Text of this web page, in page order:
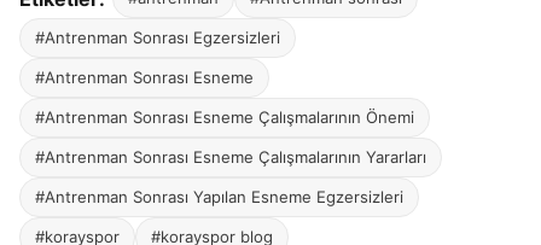
#Antrenman Sonrası Egzersizleri
#Antrenman Sonrası Esneme
#Antrenman Sonrası Esneme Çalışmalarının Önemi
#Antrenman Sonrası Esneme Çalışmalarının Yararları
#Antrenman Sonrası Yapılan Esneme Egzersizleri
#korayspor #korayspor blog